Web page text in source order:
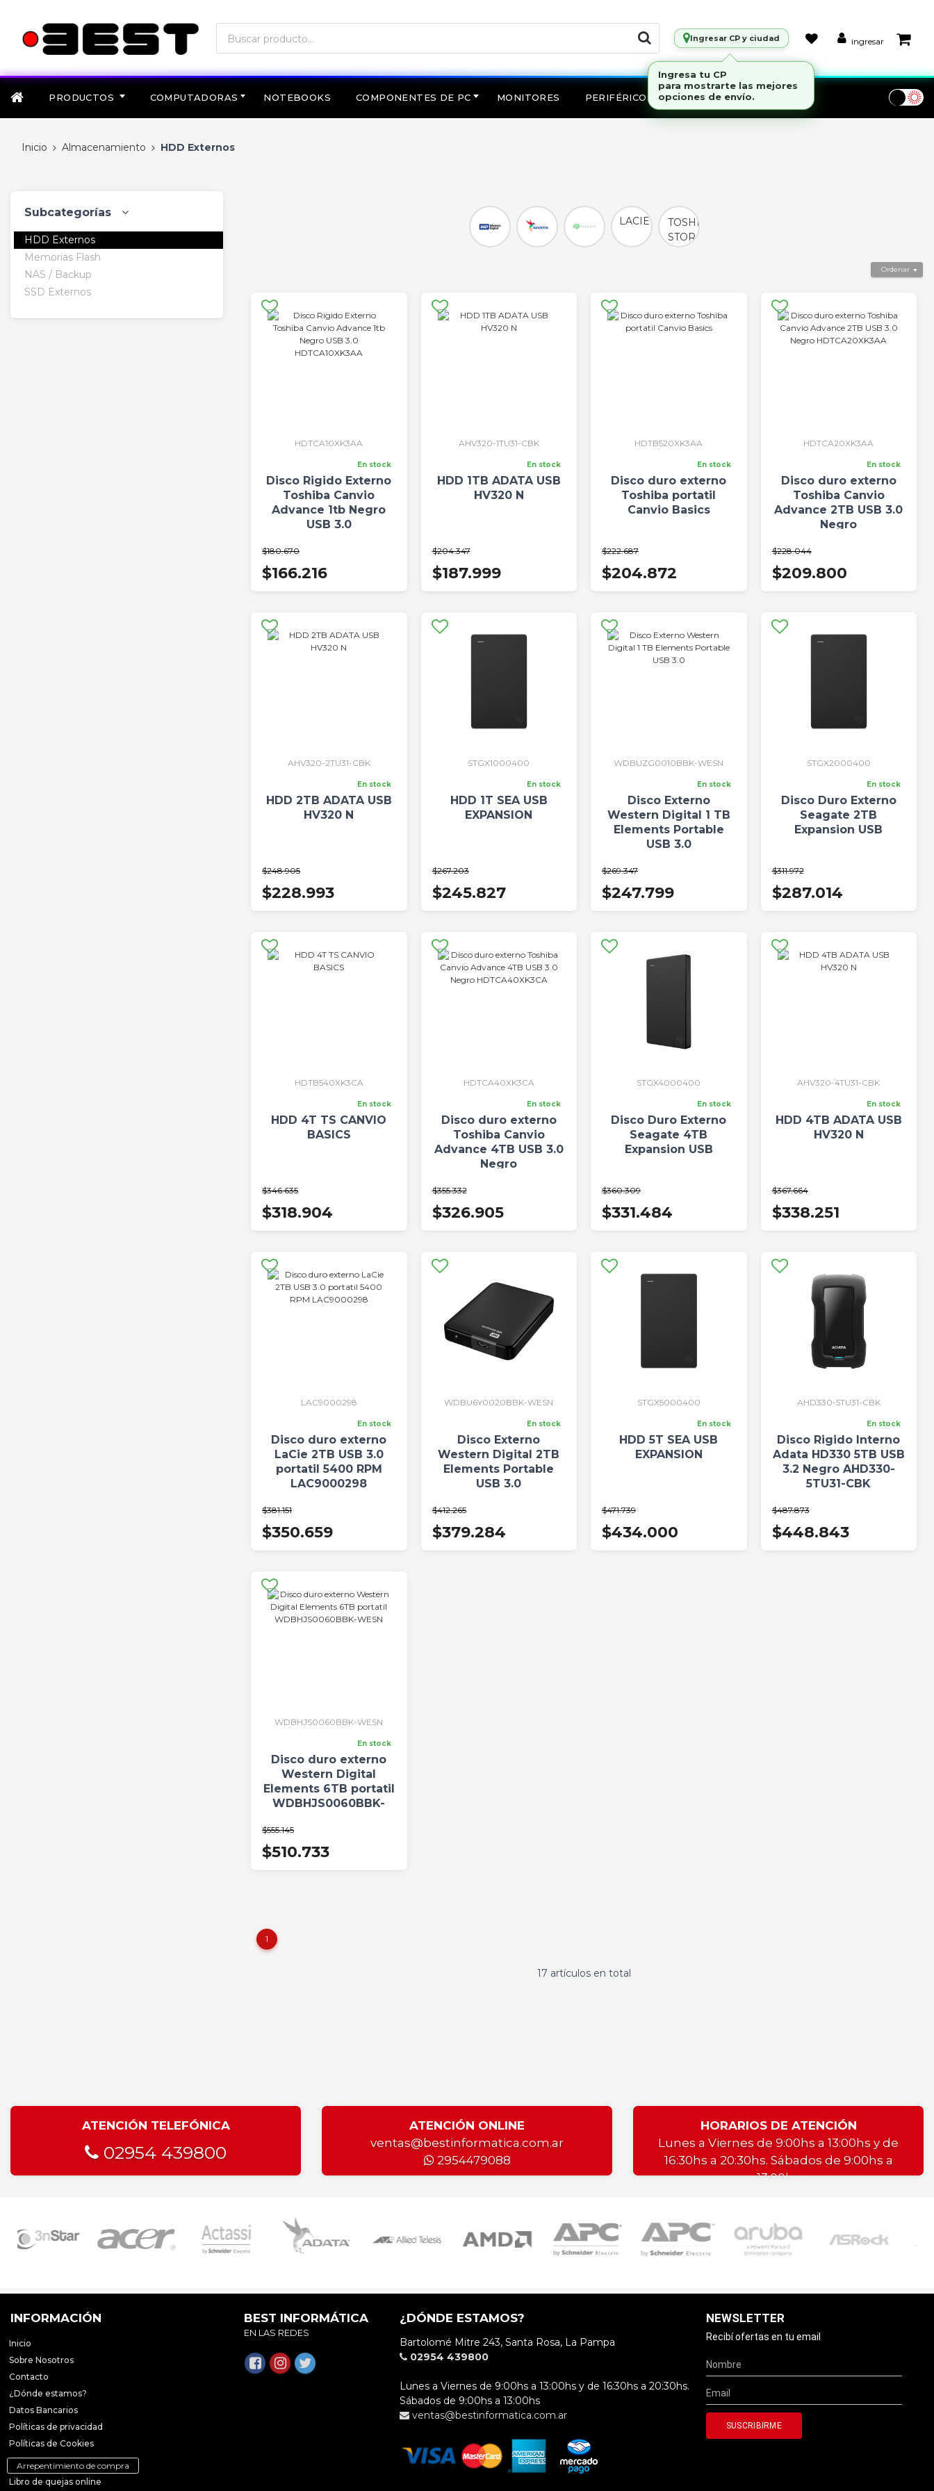
Ingresar CP y ciudad ingresar
PRODUCTOS COMPUTADORAS NOTEBOOKS COMPONENTES DE PC MONITORES PERIFÉRICOS Marcas
Inicio Almacenamiento HDD Externos
Subcategorías
HDD Externos
Memorias Flash
NAS / Backup
SSD Externos
LACIE
TOSHIBA
STORAGE
Ordenar
HDTCA10XK3AA
En stock
Disco Rigido Externo
Toshiba Canvio
Advance 1tb Negro
USB 3.0
$180.670
$166.216
AHV320-1TU31-CBK
En stock
HDD 1TB ADATA USB
HV320 N
$204.347
$187.999
HDTB520XK3AA
En stock
Disco duro externo
Toshiba portatil
Canvio Basics
$222.687
$204.872
HDTCA20XK3AA
En stock
Disco duro externo
Toshiba Canvio
Advance 2TB USB 3.0
Negro
$228.044
$209.800
AHV320-2TU31-CBK
En stock
HDD 2TB ADATA USB
HV320 N
$248.905
$228.993
STGX1000400
En stock
HDD 1T SEA USB
EXPANSION
$267.203
$245.827
WDBUZG0010BBK-WESN
En stock
Disco Externo
Western Digital 1 TB
Elements Portable
USB 3.0
$269.347
$247.799
STGX2000400
En stock
Disco Duro Externo
Seagate 2TB
Expansion USB
$311.972
$287.014
HDTB540XK3CA
En stock
HDD 4T TS CANVIO
BASICS
$346.635
$318.904
HDTCA40XK3CA
En stock
Disco duro externo
Toshiba Canvio
Advance 4TB USB 3.0
Negro
$355.332
$326.905
STGX4000400
En stock
Disco Duro Externo
Seagate 4TB
Expansion USB
$360.309
$331.484
AHV320-4TU31-CBK
En stock
HDD 4TB ADATA USB
HV320 N
$367.664
$338.251
LAC9000298
En stock
Disco duro externo
LaCie 2TB USB 3.0
portatil 5400 RPM
LAC9000298
$381.151
$350.659
WDBU6Y0020BBK-WESN
En stock
Disco Externo
Western Digital 2TB
Elements Portable
USB 3.0
$412.265
$379.284
STGX5000400
En stock
HDD 5T SEA USB
EXPANSION
$471.739
$434.000
AHD330-5TU31-CBK
En stock
Disco Rigido Interno
Adata HD330 5TB USB
3.2 Negro AHD330-
5TU31-CBK
$487.873
$448.843
WDBHJS0060BBK-WESN
En stock
Disco duro externo
Western Digital
Elements 6TB portatil
WDBHJS0060BBK-
$555.145
$510.733
1
17 artículos en total
ATENCIÓN TELEFÓNICA
02954 439800
ATENCIÓN ONLINE
ventas@bestinformatica.com.ar
2954479088
HORARIOS DE ATENCIÓN
Lunes a Viernes de 9:00hs a 13:00hs y de
16:30hs a 20:30hs. Sábados de 9:00hs a
13:00hs
INFORMACIÓN
Inicio
Sobre Nosotros
Contacto
¿Dónde estamos?
Datos Bancarios
Políticas de privacidad
Políticas de Cookies
Arrepentimiento de compra
Libro de quejas online
BEST INFORMÁTICA
EN LAS REDES
¿DÓNDE ESTAMOS?
Bartolomé Mitre 243, Santa Rosa, La Pampa
02954 439800
Lunes a Viernes de 9:00hs a 13:00hs y de 16:30hs a 20:30hs.
Sábados de 9:00hs a 13:00hs
ventas@bestinformatica.com.ar
NEWSLETTER
Recibí ofertas en tu email